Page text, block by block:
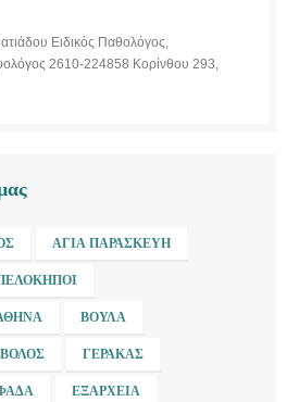
Ειδικός Παθολόγος,
2610-224858 Κορίνθου 293,
ΑΓΊΑ ΠΑΡΑΣΚΕΥΉ
ΒΟΎΛΑ
ΒΌΛΟΣ ΓΈΡΑΚΑΣ
ΕΞΆΡΧΕΙΑ